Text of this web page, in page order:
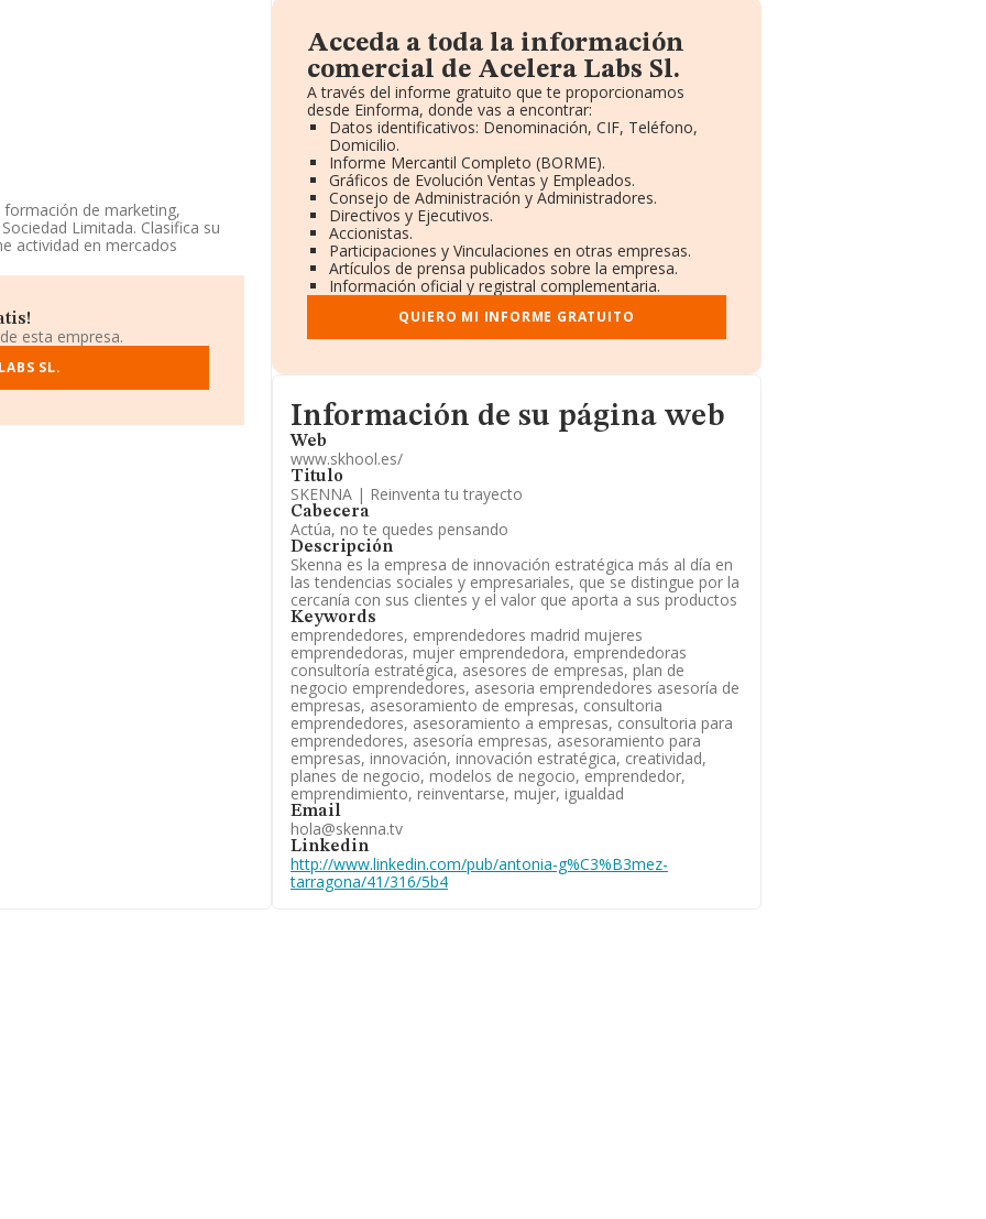
de marketing,
Limitada. Clasifica su
actividad en mercados
17 puestos en 2024 a nivel
el ranking del sector, están
Adm S.L; en cambio, por
224.347 al 214.436 escalando
esta empresa.
SL.
Acceda a toda la información
comercial de Acelera Labs Sl.
A través del informe gratuito que te proporcionamos
desde Einforma, donde vas a encontrar:
Datos identificativos: Denominación, CIF, Teléfono,
Domicilio.
Informe Mercantil Completo (BORME).
Gráficos de Evolución Ventas y Empleados.
Consejo de Administración y Administradores.
Directivos y Ejecutivos.
Accionistas.
Participaciones y Vinculaciones en otras empresas.
Artículos de prensa publicados sobre la empresa.
Información oficial y registral complementaria.
QUIERO MI INFORME GRATUITO
Informacion de su página web
Información de su página web
Web
www.skhool.es/
Titulo
SKENNA | Reinventa tu trayecto
Cabecera
Actúa, no te quedes pensando
Descripción
Skenna es la empresa de innovación estratégica más al día en
las tendencias sociales y empresariales, que se distingue por la
cercanía con sus clientes y el valor que aporta a sus productos
Keywords
emprendedores, emprendedores madrid mujeres
emprendedoras, mujer emprendedora, emprendedoras
consultoría estratégica, asesores de empresas, plan de
negocio emprendedores, asesoria emprendedores asesoría de
empresas, asesoramiento de empresas, consultoria
emprendedores, asesoramiento a empresas, consultoria para
emprendedores, asesoría empresas, asesoramiento para
empresas, innovación, innovación estratégica, creatividad,
planes de negocio, modelos de negocio, emprendedor,
emprendimiento, reinventarse, mujer, igualdad
Email
hola@skenna.tv
Linkedin
http://www.linkedin.com/pub/antonia-g%C3%B3mez-
tarragona/41/316/5b4